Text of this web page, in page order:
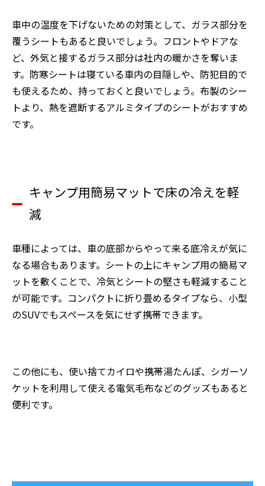
車中の温度を下げないための対策として、ガラス部分を
覆うシートもあると良いでしょう。フロントやドアな
ど、外気と接するガラス部分は社内の暖かさを奪いま
す。防寒シートは寝ている車内の目隠しや、防犯目的で
も使えるため、持っておくと良いでしょう。布製のシー
トより、熱を遮断するアルミタイプのシートがおすすめ
です。
キャンプ用簡易マットで床の冷えを軽
減
車種によっては、車の底部からやって来る底冷えが気に
なる場合もあります。シートの上にキャンプ用の簡易マ
ットを敷くことで、冷気とシートの堅さも軽減すること
が可能です。コンパクトに折り畳めるタイプなら、小型
のSUVでもスペースを気にせず携帯できます。
この他にも、使い捨てカイロや携帯湯たんぽ、シガーソ
ケットを利用して使える電気毛布などのグッズもあると
便利です。